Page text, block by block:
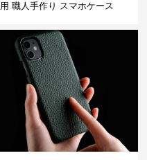
用 職人手作り スマホケース